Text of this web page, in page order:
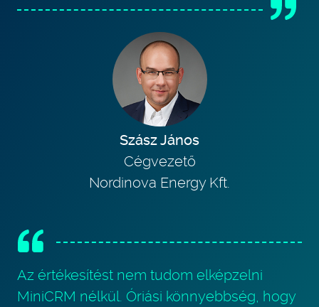
Szász János
Cégvezető
Nordinova Energy Kft.
Az értékesítést nem tudom elképzelni
MiniCRM nélkül. Óriási könnyebbség, hogy